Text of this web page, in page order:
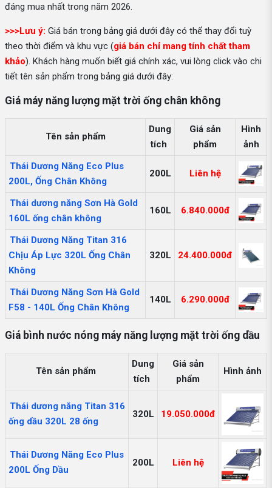
đáng mua nhất trong năm 2026.
>>>Lưu ý: Giá bán trong bảng giá dưới đây có thể thay đổi tuỳ
theo thời điểm và khu vực (giá bán chỉ mang tính chất tham
khảo). Khách hàng muốn biết giá chính xác, vui lòng click vào chi
tiết tên sản phẩm trong bảng giá dưới đây:
Giá máy năng lượng mặt trời ống chân không
Tên sản phẩm
Dung
tích
Giá sản
phẩm
Hình
ảnh
Thái Dương Năng Eco Plus
200L, Ống Chân Không
200L Liên hệ
Thái dương năng Sơn Hà Gold
160L ống chân không
160L 6.840.000đ
Thái Dương Năng Titan 316
Chịu Áp Lực 320L Ống Chân
Không
320L 24.400.000đ
Thái Dương Năng Sơn Hà Gold
F58 - 140L Ống Chân Không
140L 6.290.000đ
Giá bình nước nóng máy năng lượng mặt trời ống dầu
Tên sản phẩm
Dung
tích
Giá sản
phẩm
Hình ảnh
Thái dương năng Titan 316
ống dầu 320L 28 ống
320L 19.050.000đ
Thái Dương Năng Eco Plus
200L Ống Dầu
200L Liên hệ